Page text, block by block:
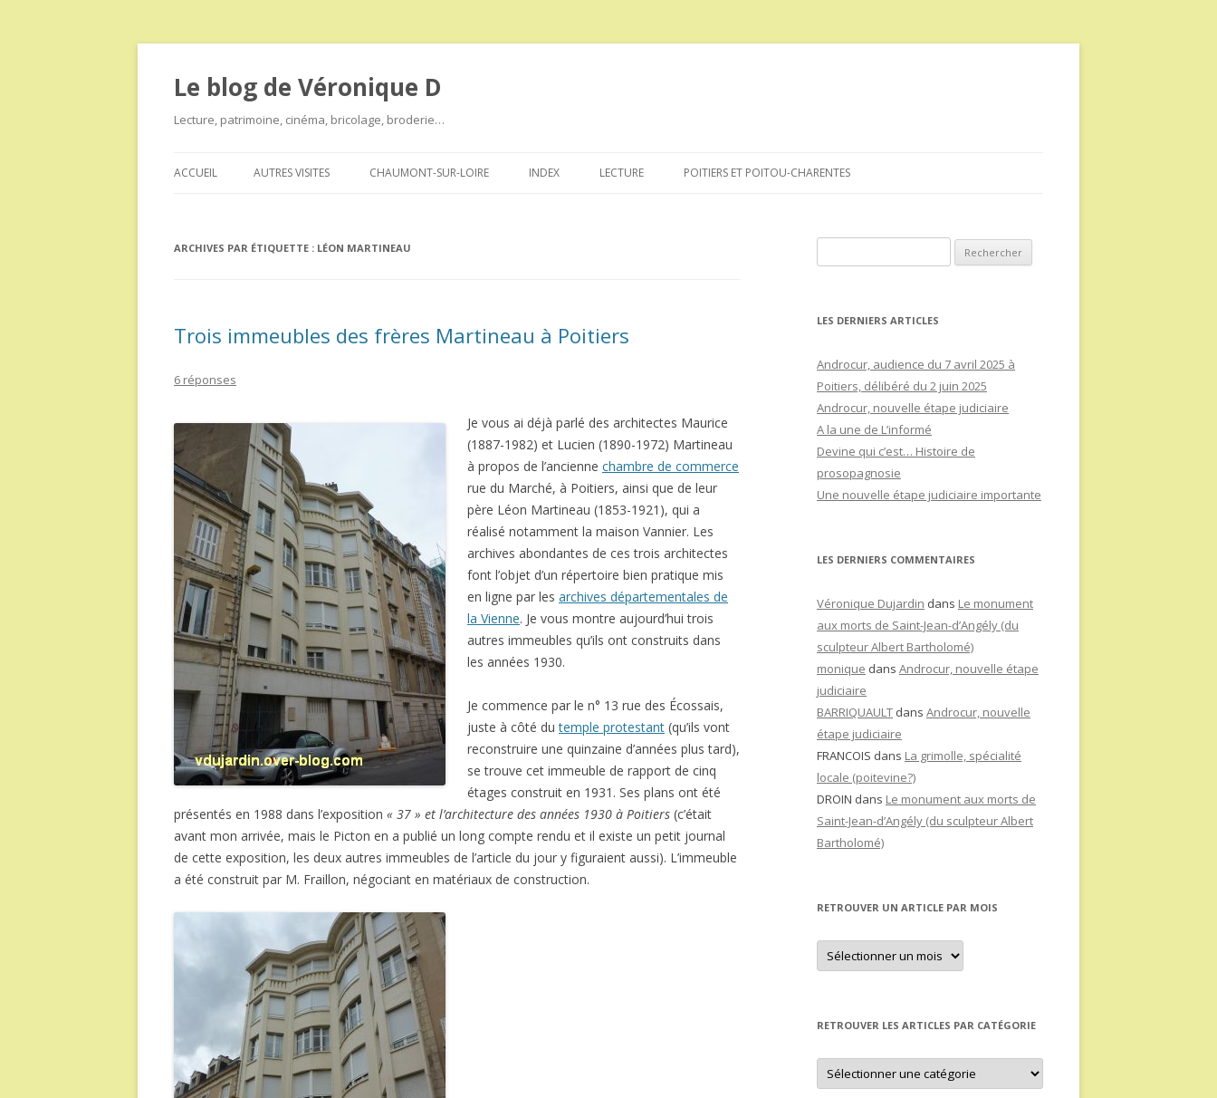
Le blog de Véronique D
Lecture, patrimoine, cinéma, bricolage, broderie…
au
ACCUEIL AUTRES VISITES CHAUMONT-SUR-LOIRE INDEX LECTURE POITIERS ET POITOU-CHARENTES
ARCHIVES PAR ÉTIQUETTE : LÉON MARTINEAU
Trois immeubles des frères Martineau à Poitiers
6 réponses
Je vous ai déjà parlé des architectes Maurice
(1887-1982) et Lucien (1890-1972) Martineau
à propos de l’ancienne chambre de commerce
rue du Marché, à Poitiers, ainsi que de leur
père Léon Martineau (1853-1921), qui a
réalisé notamment la maison Vannier. Les
archives abondantes de ces trois architectes
font l’objet d’un répertoire bien pratique mis
en ligne par les archives départementales de
la Vienne. Je vous montre aujourd’hui trois
autres immeubles qu’ils ont construits dans
les années 1930.
Je commence par le n° 13 rue des Écossais,
juste à côté dutemple protestant (qu’ils vont
reconstruire une quinzaine d’années plus tard),
se trouve cet immeuble de rapport de cinq
étages construit en 1931. Ses plans ont été
présentés en 1988 dans l’exposition « 37 » et l’architecture des années 1930 à Poitiers (c’était
avant mon arrivée, mais le Picton en a publié un long compte rendu et il existe un petit journal
de cette exposition, les deux autres immeubles de l’article du jour y figuraient aussi). L’immeuble
a été construit par M. Fraillon, négociant en matériaux de construction.
LES DERNIERS ARTICLES
Androcur, audience du 7 avril 2025 à
Poitiers, délibéré du 2 juin 2025
Androcur, nouvelle étape judiciaire
A la une de L’informé
Devine qui c’est… Histoire de
prosopagnosie
Une nouvelle étape judiciaire importante
LES DERNIERS COMMENTAIRES
Véronique Dujardin dans Le monument
aux morts de Saint-Jean-d’Angély (du
sculpteur Albert Bartholomé)
monique dans Androcur, nouvelle étape
judiciaire
BARRIQUAULT dans Androcur, nouvelle
étape judiciaire
FRANCOIS dans La grimolle, spécialité
locale (poitevine?)
DROIN dans Le monument aux morts de
Saint-Jean-d’Angély (du sculpteur Albert
Bartholomé)
RETROUVER UN ARTICLE PAR MOIS
Retrouver
un
article
RETROUVER LES ARTICLES PAR CATÉGORIE
Retrouver
les
articles